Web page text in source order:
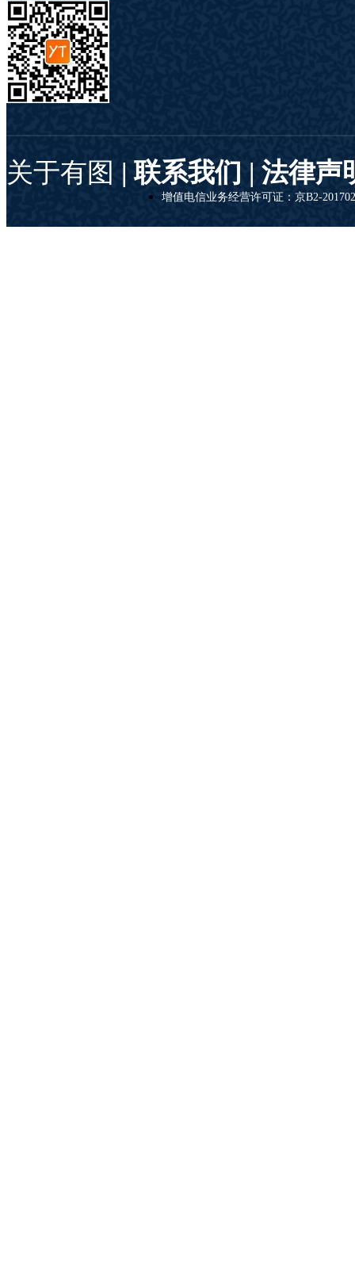
关于有图 | 联系我们 | 法律声
增值电信业务经营许可证：京B2-